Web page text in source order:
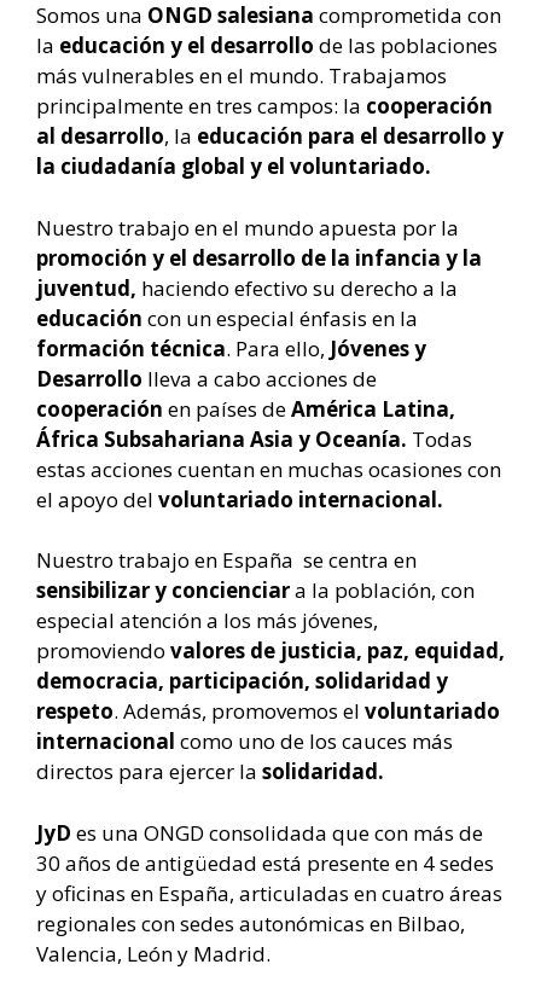
Somos una ONGD salesiana comprometida con
la educación y el desarrollo de las poblaciones
más vulnerables en el mundo. Trabajamos
principalmente en tres campos: la cooperación
al desarrollo, la educación para el desarrollo y
la ciudadanía global y el voluntariado.
Nuestro trabajo en el mundo apuesta por la
promoción y el desarrollo de la infancia y la
juventud, haciendo efectivo su derecho a la
educación con un especial énfasis en la
formación técnica. Para ello, Jóvenes y
Desarrollo lleva a cabo acciones de
cooperación en países deAmérica Latina,
África Subsahariana Asia y Oceanía. Todas
estas acciones cuentan en muchas ocasiones con
el apoyo del voluntariado internacional.
Nuestro trabajo en España se centra en
sensibilizar y concienciara la población, con
especial atención a los más jóvenes,
promoviendo valores de justicia, paz, equidad,
democracia, participación, solidaridad y
respeto. Además, promovemos el voluntariado
internacional como uno de los cauces más
directos para ejercer la solidaridad.
JyD es una ONGD consolidada que con más de
30 años de antigüedad está presente en 4 sedes
y oficinas en España, articuladas en cuatro áreas
regionales con sedes autonómicas en Bilbao,
Valencia, León y Madrid.